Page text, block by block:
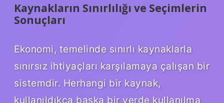
Kaynakların Sınırlılığı ve Seçimlerin
Sonuçları
Ekonomi, temelinde sınırlı kaynaklarla
sınırsız ihtiyaçları karşılamaya çalışan bir
sistemdir. Herhangi bir kaynak,
kullanıldıkça başka bir yerde kullanılma